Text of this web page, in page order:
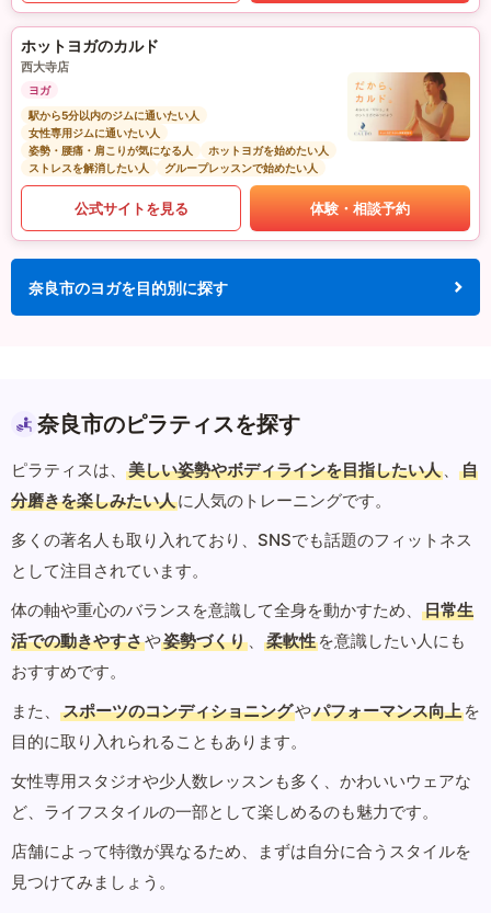
ホットヨガのカルド
西大寺店
ヨガ
駅から5分以内のジムに通いたい人
女性専用ジムに通いたい人
姿勢・腰痛・肩こりが気になる人
ホットヨガを始めたい人
ストレスを解消したい人
グループレッスンで始めたい人
公式サイトを見る 体験・相談予約
奈良市のヨガを目的別に探す
奈良市のピラティスを探す
ピラティスは、 美しい姿勢やボディラインを目指したい人 、
自
分磨きを楽しみたい人に人気のトレーニングです。
多くの著名人も取り入れており、SNSでも話題のフィットネス
として注目されています。
体の軸や重心のバランスを意識して全身を動かすため、
日常生
活での動きやすさや姿勢づくり 、 柔軟性 を意識したい人にも
おすすめです。
また、
スポーツのコンディショニングやパフォーマンス向上 を
目的に取り入れられることもあります。
女性専用スタジオや少人数レッスンも多く、かわいいウェアな
ど、ライフスタイルの一部として楽しめるのも魅力です。
店舗によって特徴が異なるため、まずは自分に合うスタイルを
見つけてみましょう。